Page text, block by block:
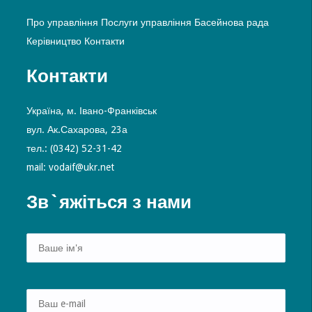
Про управління Послуги управління Басейнова рада
Керівництво Контакти
Контакти
Україна, м. Івано-Франківськ
вул. Ак.Сахарова, 23а
тел.: (0342) 52-31-42
mail: vodaif@ukr.net
Зв`яжіться з нами